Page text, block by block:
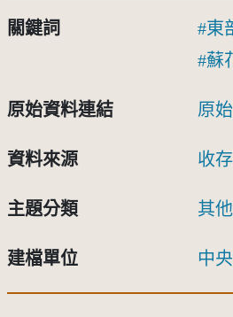
關鍵詞
東
蘇
原始資料連結 原
資料來源 收
主題分類 其他
建檔單位 中